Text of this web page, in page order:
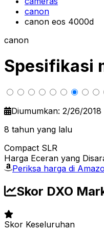
canon
canon eos 4000d
canon
Spesifikasi
Diumumkan: 2/26/2018
8 tahun yang lalu
Compact SLR
Harga Eceran yang
Periksa harga di
Skor DXO
Skor Keseluruhan